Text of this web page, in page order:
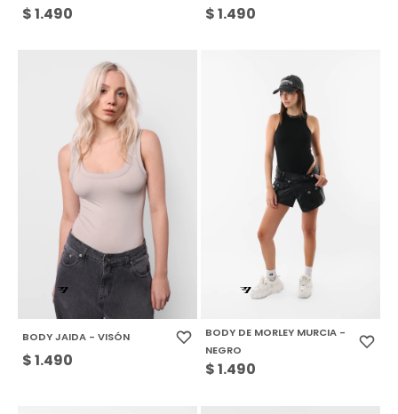
$1.490 $1.490
BODY JAIDA - VISÓN
$1.490
BODY DE MORLEY MURCIA -
NEGRO
$1.490